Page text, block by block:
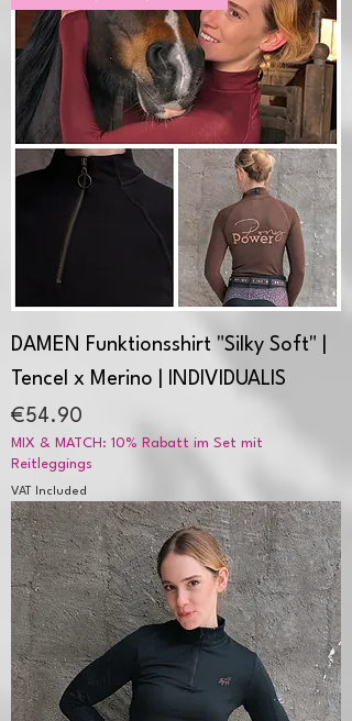
DAMEN Funktionsshirt "Silky Soft" |
Tencel x Merino | INDIVIDUALIS
Price
€54.90
MIX & MATCH: 10% Rabatt im Set mit
Reitleggings
VAT Included